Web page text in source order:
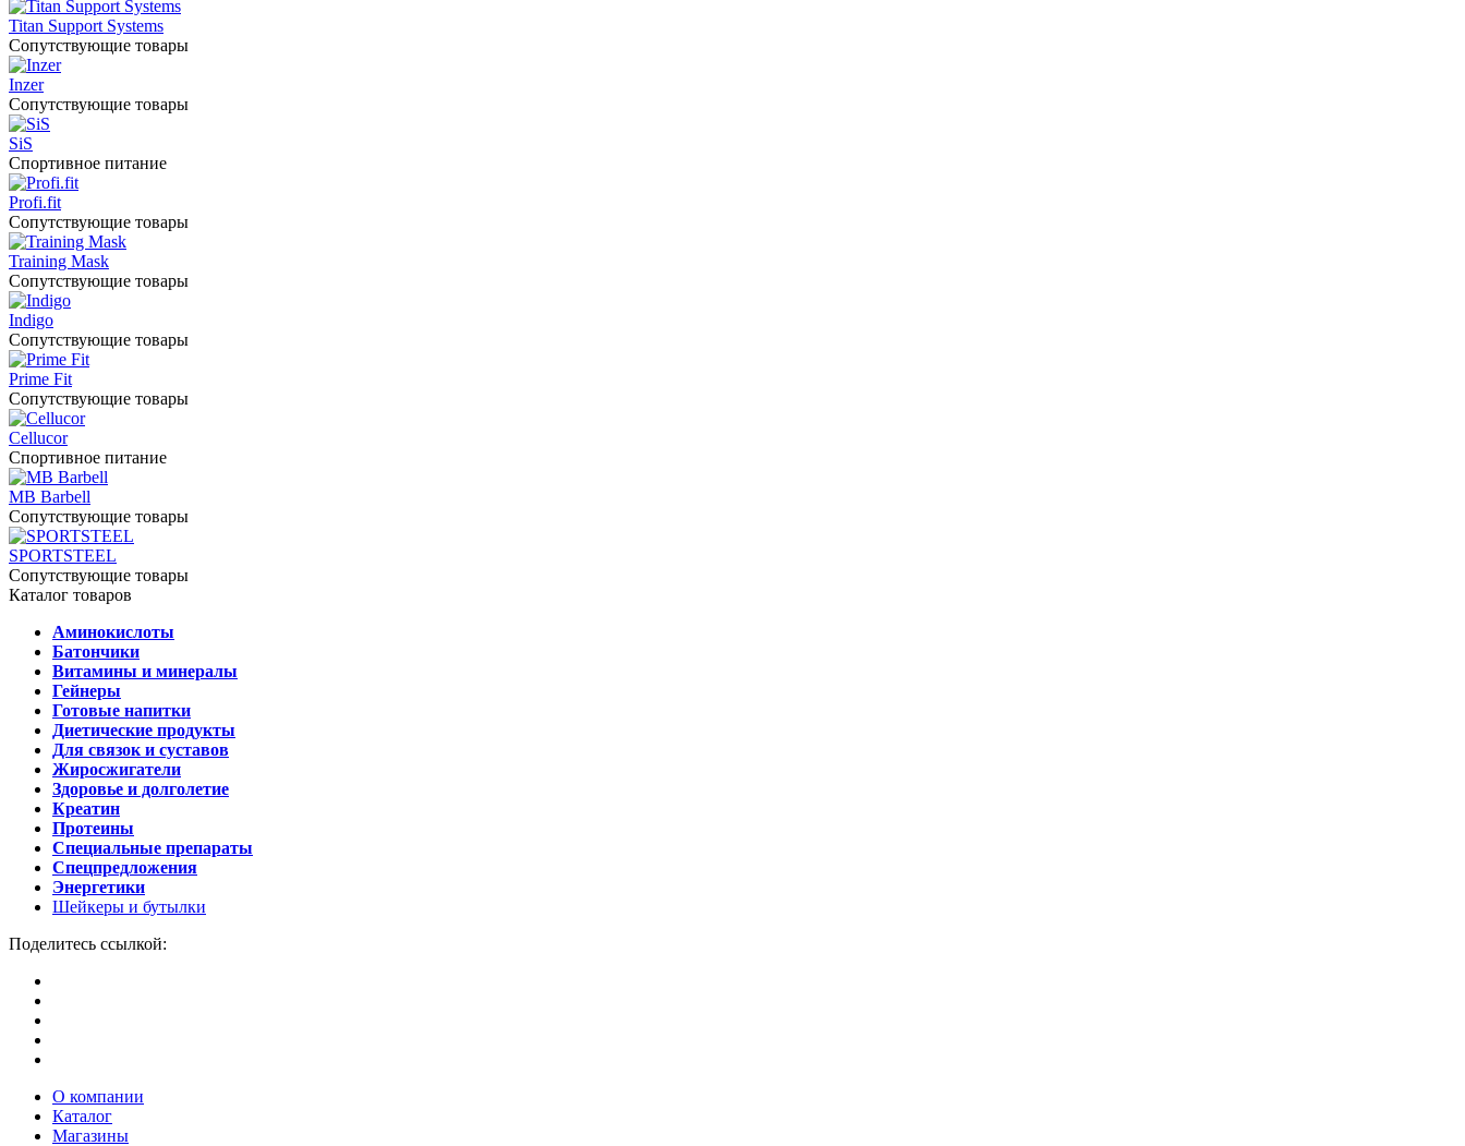
Titan Support Systems
Сопутствующие товары
Inzer
Сопутствующие товары
SiS
Спортивное питание
Profi.fit
Сопутствующие товары
Training Mask
Сопутствующие товары
Indigo
Сопутствующие товары
Prime Fit
Сопутствующие товары
Cellucor
Спортивное питание
MB Barbell
Сопутствующие товары
SPORTSTEEL
Сопутствующие товары
Каталог товаров
Аминокислоты
Батончики
Витамины и минералы
Гейнеры
Готовые напитки
Диетические продукты
Для связок и суставов
Жиросжигатели
Здоровье и долголетие
Креатин
Протеины
Специальные препараты
Спецпредложения
Энергетики
Шейкеры и бутылки
Поделитесь ссылкой:
О компании
Каталог
Магазины